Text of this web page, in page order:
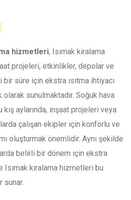
hizmetleri, Isımak kiralama
projeleri, etkinlikler, depolar ve
süre için ekstra ısıtma ihtiyacı
sunulmaktadır. Soğuk hava
kış aylarında, inşaat projeleri veya
çalışan ekipler için konforlu ve
oluşturmak önemlidir. Aynı şekilde
belirli bir dönem için ekstra
Isımak kiralama hizmetleri bu
sunar.